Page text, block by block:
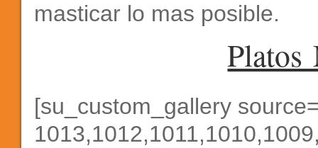
masticar lo mas posible.
Platos
[su_custom_gallery